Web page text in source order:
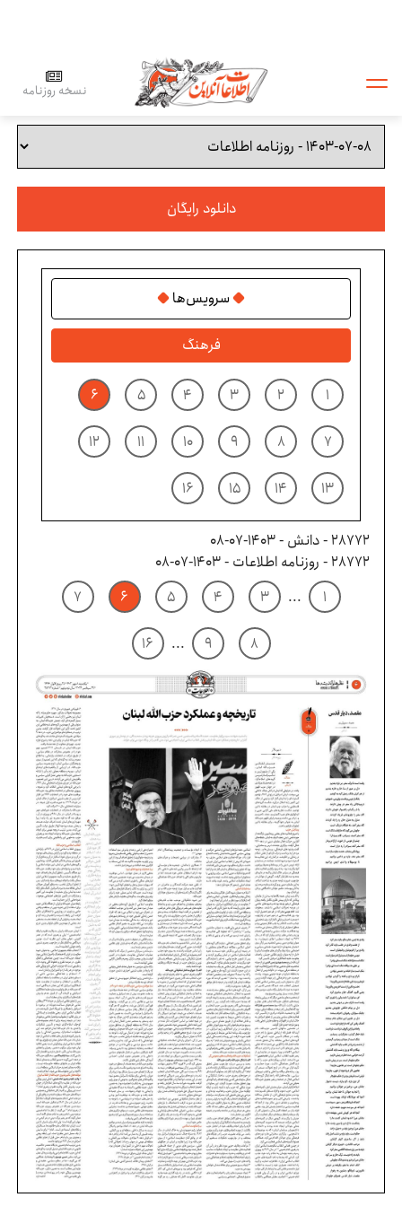
نسخه روزنامه
دانلود رایگان
سرویس‌ها
فرهنگ
۱ ۲ ۳ ۴ ۵ ۶
۷ ۸ ۹ ۱۰ ۱۱ ۱۲
۱۳ ۱۴ ۱۵ ۱۶
28772 - دانش - ۱۴۰۳-۰۷-۰۸
28772 - روزنامه اطلاعات - ۱۴۰۳-۰۷-۰۸
۱
... ۳ ۴ ۵ ۶ ۷
۸ ۹ ... ۱۶